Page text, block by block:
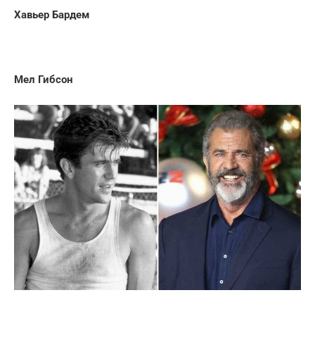
Хавьер Бардем
Мел Гибсон